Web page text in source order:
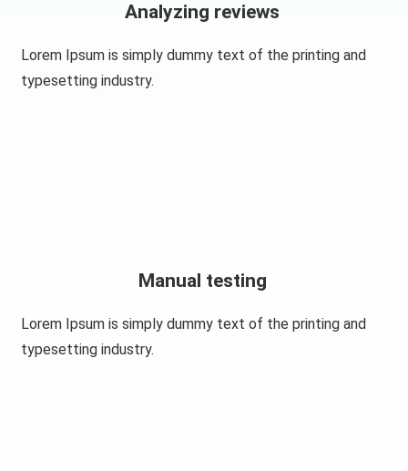
Analyzing reviews​
Lorem Ipsum is simply dummy text of the printing and
typesetting industry.
Manual testing​
Lorem Ipsum is simply dummy text of the printing and
typesetting industry.